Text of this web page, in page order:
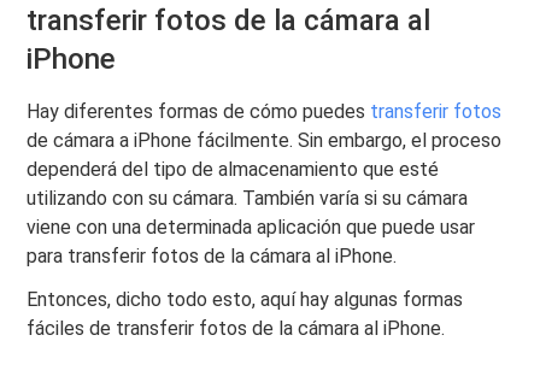
transferir fotos de la cámara al
iPhone
Hay diferentes formas de cómo puedes transferir fotos
de cámara a iPhone fácilmente. Sin embargo, el proceso
dependerá del tipo de almacenamiento que esté
utilizando con su cámara. También varía si su cámara
viene con una determinada aplicación que puede usar
para transferir fotos de la cámara al iPhone.
Entonces, dicho todo esto, aquí hay algunas formas
fáciles de transferir fotos de la cámara al iPhone.